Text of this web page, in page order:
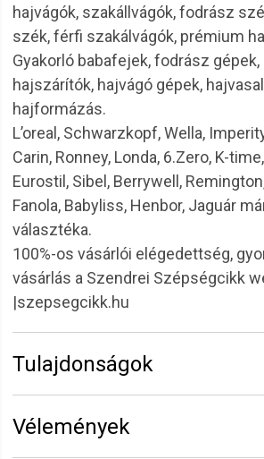
hajvágók, szakállvágók, fodrász
szék, férfi szakálvágók, prémium
Gyakorló babafejek, fodrász
hajszárítók, hajvágó gépek,
hajformázás.
L’oreal, Schwarzkopf, Wella,
Carin, Ronney, Londa, 6.Zero, K-
Eurostil, Sibel, Berrywell,
Fanola, Babyliss, Henbor, Jaguár
választéka.
100%-os vásárlói elégedettség,
vásárlás a Szendrei Szépségcikk
|szepsegcikk.hu
Tulajdonságok
Vélemények